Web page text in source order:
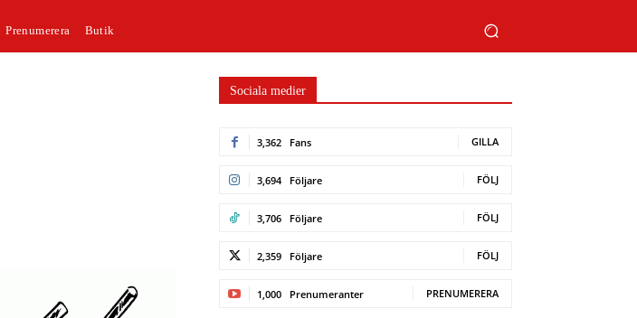
Prenumerera Butik
Sociala medier
3,362 Fans GILLA
3,694 Följare FÖLJ
3,706 Följare FÖLJ
2,359 Följare FÖLJ
1,000 Prenumeranter PRENUMERERA